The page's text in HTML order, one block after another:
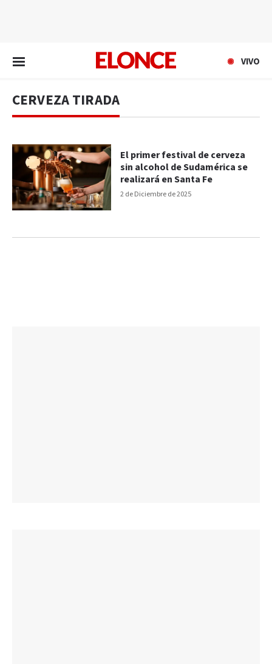
VIVO
CERVEZA TIRADA
2 de Diciembre de 2025
El primer festival de cerveza
sin alcohol de Sudamérica se
realizará en Santa Fe